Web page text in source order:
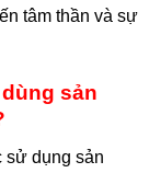
tâm thần và sự
sản
sử dụng sản